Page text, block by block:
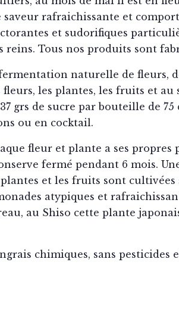
rafraichissante et
et sudorifiques
Tous nos produits sont
fermentation naturelle de
les plantes, les fruits et
de sucre par bouteille de
ou en cocktail.
fleur et plante a ses propres
fermé pendant 6 mois.
et les fruits sont
atypiques et
au Shiso cette plante
chimiques, sans pesticides